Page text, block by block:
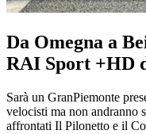
Da Omegna a
RAI Sport +HD
Sarà un GranPiemonte
velocisti ma non andranno
affrontati Il Pilonetto e il